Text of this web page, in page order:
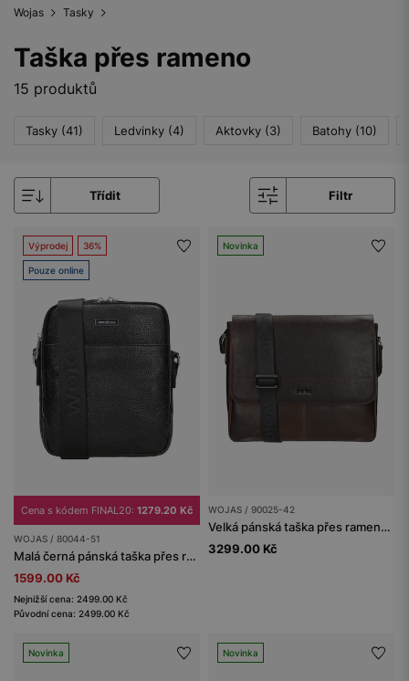
Wojas Tasky
Taška přes rameno
15 produktů
Tasky (41) Ledvinky (4) Aktovky (3) Batohy (10)
Třídit Filtr
Výprodej 36%
Pouze online
Cena s kódem FINAL20: 1279.20 Kč
WOJAS / 80044-51
Malá černá pánská taška přes rameno
1599.00 Kč
Nejnižší cena: 2499.00 Kč
Původní cena: 2499.00 Kč
Novinka
WOJAS / 90025-42
Velká pánská taška přes rameno z voskované kůže pull up
3299.00 Kč
Novinka Novinka